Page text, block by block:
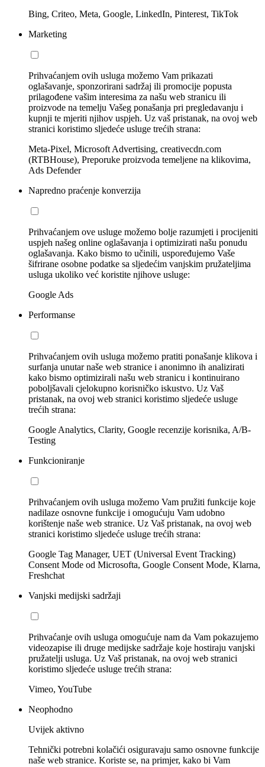
Bing, Criteo, Meta, Google, LinkedIn, Pinterest, TikTok
Marketing
Prihvaćanjem ovih usluga možemo Vam prikazati
oglašavanje, sponzorirani sadržaj ili promocije popusta
prilagođene vašim interesima za našu web stranicu ili
proizvode na temelju Vašeg ponašanja pri pregledavanju i
kupnji te mjeriti njihov uspjeh. Uz vaš pristanak, na ovoj web
stranici koristimo sljedeće usluge trećih strana:
Meta-Pixel, Microsoft Advertising, creativecdn.com
(RTBHouse), Preporuke proizvoda temeljene na klikovima,
Ads Defender
Napredno praćenje konverzija
Prihvaćanjem ove usluge možemo bolje razumjeti i procijeniti
uspjeh našeg online oglašavanja i optimizirati našu ponudu
oglašavanja. Kako bismo to učinili, uspoređujemo Vaše
šifrirane osobne podatke sa sljedećim vanjskim pružateljima
usluga ukoliko već koristite njihove usluge:
Google Ads
Performanse
Prihvaćanjem ovih usluga možemo pratiti ponašanje klikova i
surfanja unutar naše web stranice i anonimno ih analizirati
kako bismo optimizirali našu web stranicu i kontinuirano
poboljšavali cjelokupno korisničko iskustvo. Uz Vaš
pristanak, na ovoj web stranici koristimo sljedeće usluge
trećih strana:
Google Analytics, Clarity, Google recenzije korisnika, A/B-
Testing
Funkcioniranje
Prihvaćanjem ovih usluga možemo Vam pružiti funkcije koje
nadilaze osnovne funkcije i omogućuju Vam udobno
korištenje naše web stranice. Uz Vaš pristanak, na ovoj web
stranici koristimo sljedeće usluge trećih strana:
Google Tag Manager, UET (Universal Event Tracking)
Consent Mode od Microsofta, Google Consent Mode, Klarna,
Freshchat
Vanjski medijski sadržaji
Prihvaćanje ovih usluga omogućuje nam da Vam pokazujemo
videozapise ili druge medijske sadržaje koje hostiraju vanjski
pružatelji usluga. Uz Vaš pristanak, na ovoj web stranici
koristimo sljedeće usluge trećih strana:
Vimeo, YouTube
Neophodno
Uvijek aktivno
Tehnički potrebni kolačići osiguravaju samo osnovne funkcije
naše web stranice. Koriste se, na primjer, kako bi Vam